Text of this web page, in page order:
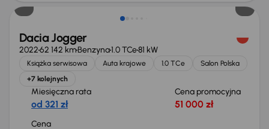
Dacia Jogger
202262 142 kmBenzyna1.0 TCe81 kW
Książka serwisowa Auta krajowe 1.0 TCe
Salon Polska
+7 kolejnych
Miesięczna rata
od 321 zł
Cena promocyjna
51 000 zł
Cena